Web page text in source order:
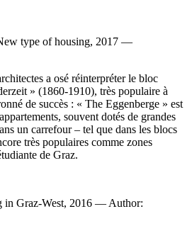
type of housing, 2017 —
a osé réinterpréter le bloc
» (1860-1910), très populaire à
de succès : « The Eggenberge » est
souvent dotés de grandes
un carrefour – tel que dans les blocs
très populaires comme zones
de Graz.
in Graz-West, 2016 — Author: